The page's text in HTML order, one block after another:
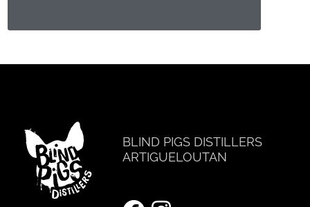
BLIND PIGS DISTILLERS
ARTIGUELOUTAN